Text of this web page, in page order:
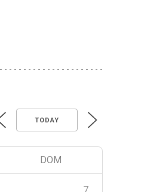
TODAY
DOM